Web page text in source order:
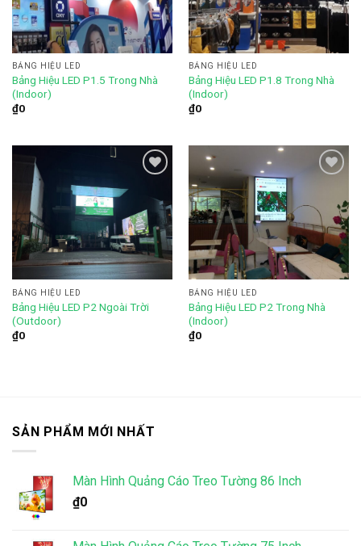
BẢNG HIỆU LED
Bảng Hiệu LED P1.5 Trong Nhà
(Indoor)
₫0
BẢNG HIỆU LED
Bảng Hiệu LED P1.8 Trong Nhà
(Indoor)
₫0
Add to
wishlist
BẢNG HIỆU LED
Bảng Hiệu LED P2 Ngoài Trời
(Outdoor)
₫0
Add to
wishlist
BẢNG HIỆU LED
Bảng Hiệu LED P2 Trong Nhà
(Indoor)
₫0
SẢN PHẨM MỚI NHẤT
Màn Hình Quảng Cáo Treo Tường 86 Inch
₫0